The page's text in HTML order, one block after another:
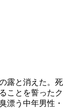
露と消えた。死
ことを誓ったク
漂う中年男性・